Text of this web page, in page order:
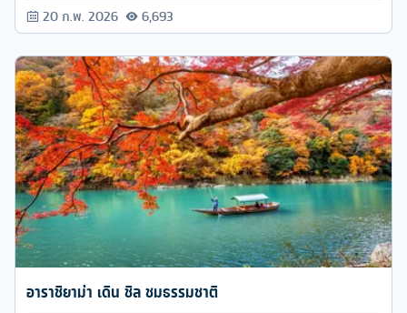
20 ก.พ. 2026 6,693
อาราชิยาม่า เดิน ชิล ชมธรรมชาติ